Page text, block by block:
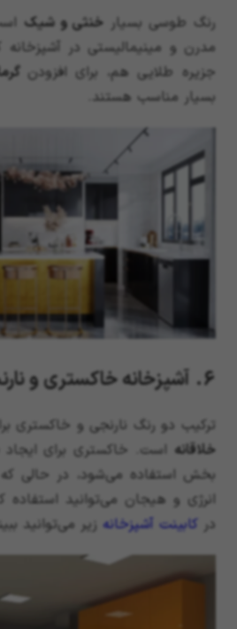
رنگ طوسی بسیار خنثی و شیک
مدرن و مینیمالیستی در آشپزخانه
جزیره طلایی هم، برای افزودن
بسیار مناسب هستند.
6. آشپزخانه خاکستری و نارنجی
ترکیب دو رنگ نارنجی و خاکستری
خلاقانه است. خاکستری برای
بخش استفاده می‌شود، در حالی که
انرژی و هیجان می‌توانید استفاده
در کابینت آشپزخانه زیر می‌توانید